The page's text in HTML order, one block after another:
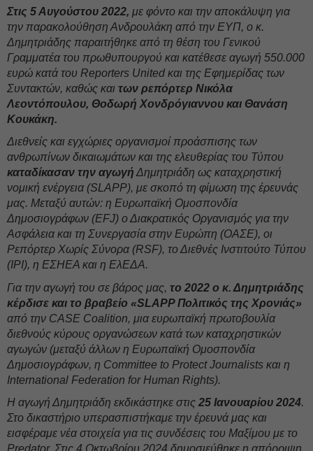
Στις 5 Αυγούστου 2022, με φόντο και την αποκάλυψη για
την παρακολούθηση Ανδρουλάκη από την ΕΥΠ, ο κ.
Δημητριάδης παραιτήθηκε από τη θέση του Γενικού
Γραμματέα του πρωθυπουργού και κατέθεσε αγωγή 550.000
ευρώ κατά του Reporters United και της Εφημερίδας των
Συντακτών, καθώς και των ρεπόρτερ Νικόλα
Λεοντόπουλου, Θοδωρή Χονδρόγιαννου και Θανάση
Κουκάκη.
Διεθνείς και εγχώριες οργανισμοί προάσπισης των
ανθρωπίνων δικαιωμάτων και της ελευθερίας του Τύπου
καταδίκασαν την αγωγή Δημητριάδη ως καταχρηστική
νομική ενέργεια (SLAPP), με σκοπό τη φίμωση της έρευνάς
μας. Μεταξύ αυτών: η Ευρωπαϊκή Ομοσπονδία
Δημοσιογράφων (EFJ) ο Διακρατικός Οργανισμός για την
Ασφάλεια και τη Συνεργασία στην Ευρώπη (ΟΑΣΕ), οι
Ρεπόρτερ Χωρίς Σύνορα (RSF), το Διεθνές Ινστιτούτο Τύπου
(IPI), η ΕΣΗΕΑ και η ΕλΕΔΑ.
Για την αγωγή του σε βάρος μας, το 2022 ο κ. Δημητριάδης
κέρδισε και το βραβείο «SLAPP Πολιτικός της Χρονιάς»
από την CASE Coalition, μια ευρωπαϊκή πρωτοβουλία
διεθνούς κύρους οργανώσεων κατά των καταχρηστικών
αγωγών (μεταξύ άλλων η Ευρωπαϊκή Ομοσπονδία
Δημοσιογράφων, η Committee to Protect Journalists και η
International Federation for Human Rights).
Η αγωγή Δημητριάδη εκδικάστηκε στις 25 Ιανουαρίου 2024.
Στο δικαστήριο υπερασπιστήκαμε την έρευνά μας και
εισφέραμε νέα στοιχεία για τις συνδέσεις του Μαξίμου με το
Predator. Στις 4 Οκτωβρίου 2024 δημοσιεύθηκε η απόρριψη